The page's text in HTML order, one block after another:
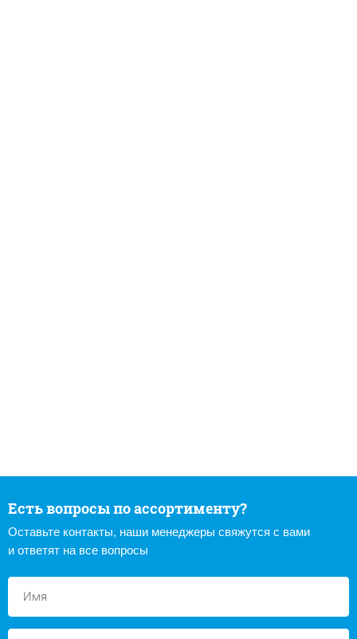
Есть вопросы по ассортименту?
Оставьте контакты, наши менеджеры свяжутся с вами
и ответят на все вопросы